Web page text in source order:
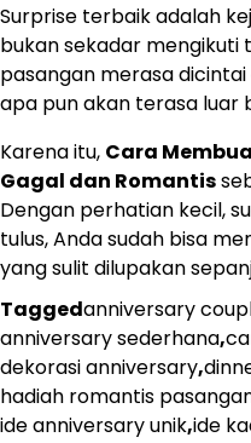
Surprise terbaik adalah
bukan sekadar mengikuti
pasangan merasa
apa pun akan terasa luar
Karena itu, Cara
Gagal dan Romantis
Dengan perhatian kecil,
tulus, Anda sudah bisa
yang sulit dilupakan
Taggedanniversary
anniversary sederhana,
dekorasi anniversary,
hadiah romantis
ide anniversary unik,ide